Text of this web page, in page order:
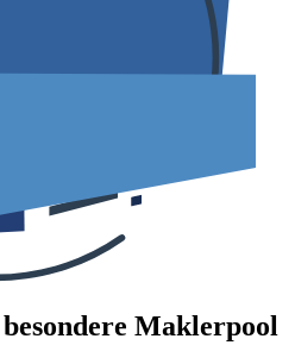
Maklerpool